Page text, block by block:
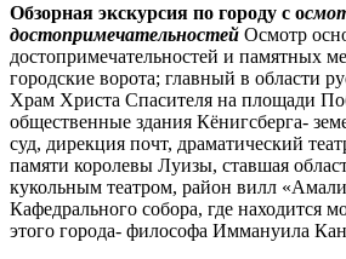
Обзорная экскурсия по городу с о
достопримечательностей Осмотр
достопримечательностей и памятных
городские ворота; главный в области
Храм Христа Спасителя на площади
общественные здания Кёнигсберга-
суд, дирекция почт, драматический
памяти королевы Луизы, ставшая
кукольным театром, район вилл
Кафедрального собора, где находится
этого города- философа Иммануила